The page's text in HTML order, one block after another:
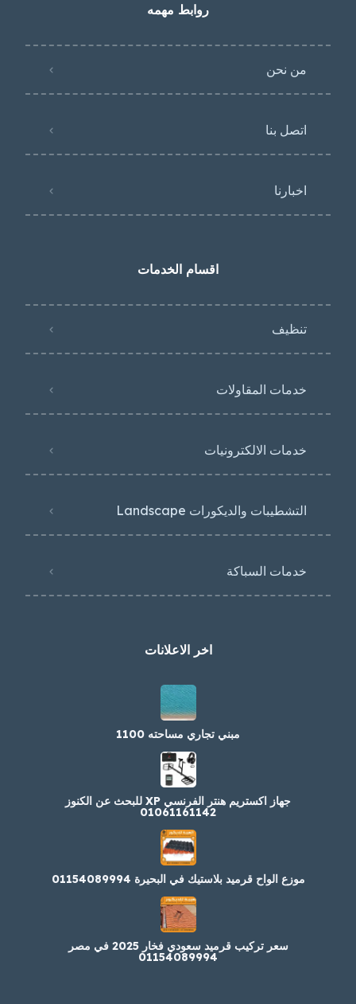
روابط مهمه
من نحن
اتصل بنا
اخبارنا
اقسام الخدمات
تنظيف
خدمات المقاولات
خدمات الالكترونيات
التشطيبات والديكورات Landscape
خدمات السباكة
اخر الاعلانات
مبني تجاري مساحته 1100
جهاز اكستريم هنتر الفرنسي XP للبحث عن الكنوز
01061161142
موزع الواح قرميد بلاستيك في البحيرة 01154089994
سعر تركيب قرميد سعودي فخار 2025 في مصر
01154089994